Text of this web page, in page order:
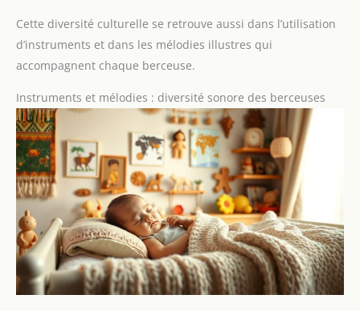
Cette diversité culturelle se retrouve aussi dans l’utilisation
d’instruments et dans les mélodies illustres qui
accompagnent chaque berceuse.
Instruments et mélodies : diversité sonore des berceuses